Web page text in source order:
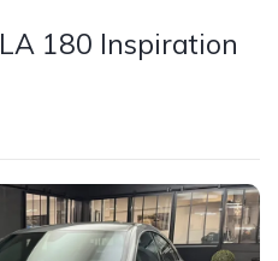
180 Inspiration